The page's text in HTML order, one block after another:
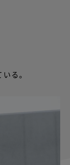
る。